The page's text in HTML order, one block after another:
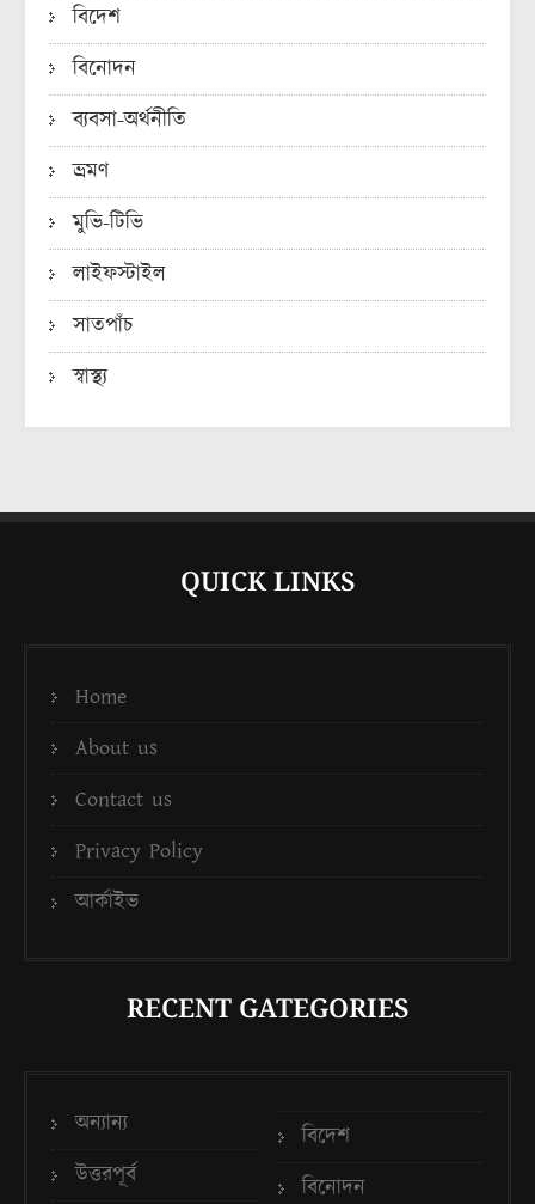
বিদেশ
বিনোদন
ব্যবসা-অর্থনীতি
ভ্রমণ
মুভি-টিভি
লাইফস্টাইল
সাতপাঁচ
স্বাস্থ্য
QUICK LINKS
Home
About us
Contact us
Privacy Policy
আর্কাইভ
RECENT GATEGORIES
অন্যান্য
উত্তরপূর্ব
বিদেশ
বিনোদন